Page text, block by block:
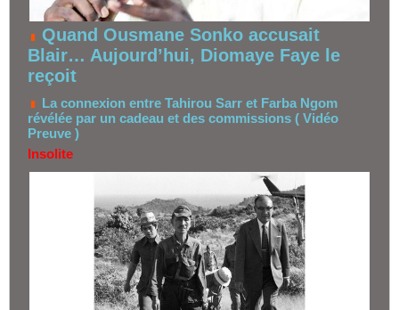
Quand Ousmane Sonko accusait
Blair… Aujourd’hui, Diomaye Faye le
reçoit
La connexion entre Tahirou Sarr et Farba Ngom
révélée par un cadeau et des commissions ( Vidéo
Preuve )
Insolite